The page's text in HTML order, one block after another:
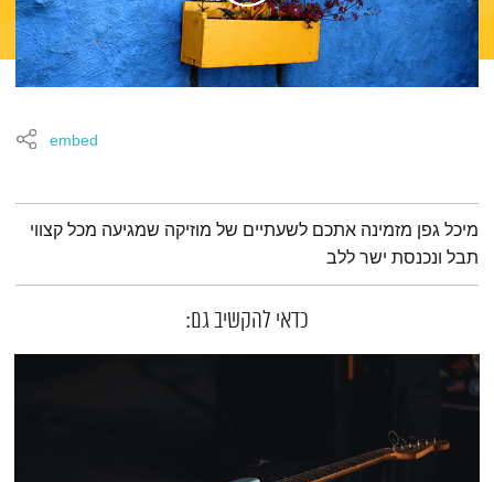
embed
תמצית הפודקאסט
מיכל גפן מזמינה אתכם לשעתיים של מוזיקה שמגיעה מכל קצווי
תבל ונכנסת ישר ללב
כדאי להקשיב גם: